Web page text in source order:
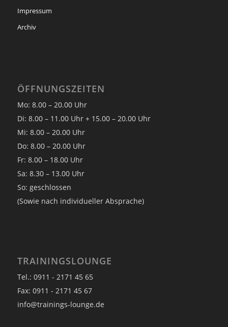
Impressum
Archiv
ÖFFNUNGSZEITEN
Mo: 8.00 – 20.00 Uhr
Di: 8.00 – 11.00 Uhr + 15.00 – 20.00 Uhr
Mi: 8.00 – 20.00 Uhr
Do: 8.00 – 20.00 Uhr
Fr: 8.00 – 18.00 Uhr
Sa: 8.30 – 13.00 Uhr
So: geschlossen
(Sowie nach individueller Absprache)
TRAININGSLOUNGE
Tel.: 0911 - 2171 45 65
Fax: 0911 - 2171 45 67
info@trainings-lounge.de